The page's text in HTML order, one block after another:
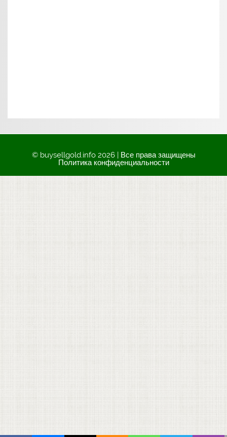
© buysellgold.info 2026 | Все права защищены
Политика конфиденциальности